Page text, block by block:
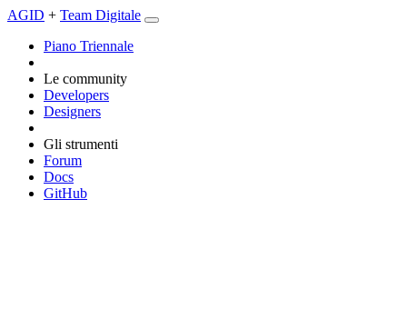
AGID + Team Digitale
Piano Triennale
Le community
Developers
Designers
Gli strumenti
Forum
Docs
GitHub